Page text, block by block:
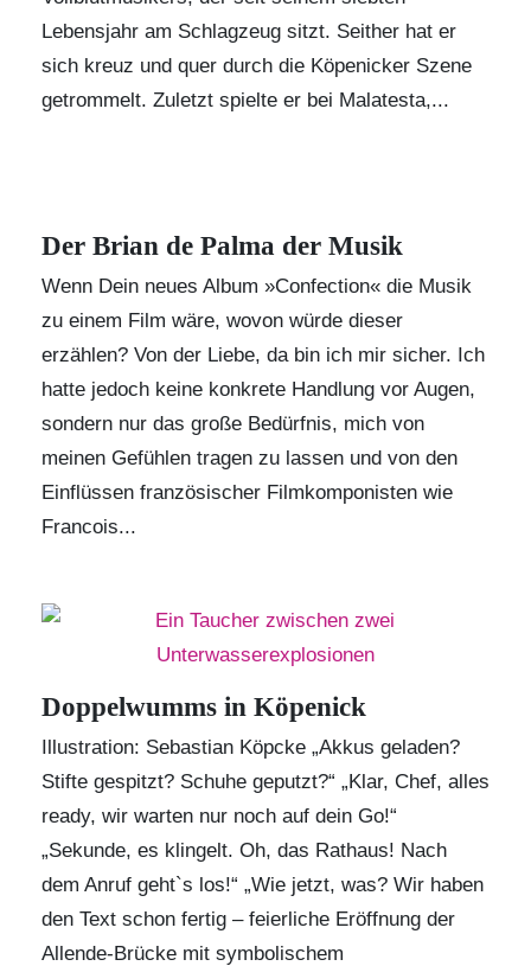
Lebensjahr am Schlagzeug sitzt. Seither hat er
sich kreuz und quer durch die Köpenicker Szene
getrommelt. Zuletzt spielte er bei Malatesta,...
Der Brian de Palma der Musik
Wenn Dein neues Album »Confection« die Musik
zu einem Film wäre, wovon würde dieser
erzählen? Von der Liebe, da bin ich mir sicher. Ich
hatte jedoch keine konkrete Handlung vor Augen,
sondern nur das große Bedürfnis, mich von
meinen Gefühlen tragen zu lassen und von den
Einflüssen französischer Filmkomponisten wie
Francois...
Doppelwumms in Köpenick
Illustration: Sebastian Köpcke „Akkus geladen?
Stifte gespitzt? Schuhe geputzt?“ „Klar, Chef, alles
ready, wir warten nur noch auf dein Go!“
„Sekunde, es klingelt. Oh, das Rathaus! Nach
dem Anruf geht`s los!“ „Wie jetzt, was? Wir haben
den Text schon fertig – feierliche Eröffnung der
Allende-Brücke mit symbolischem